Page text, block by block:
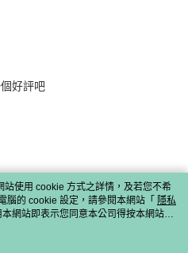
好評吧
使用 cookie 方式之詳情，及若您不希
腦的 cookie 設定，請參閱本網站「 隱私
網站即表示您同意本公司得按本網站使